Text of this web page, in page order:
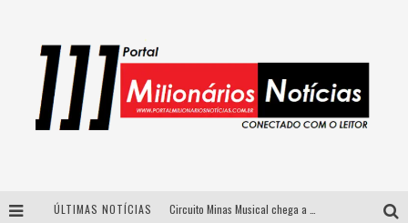
ÚLTIMAS NOTÍCIAS